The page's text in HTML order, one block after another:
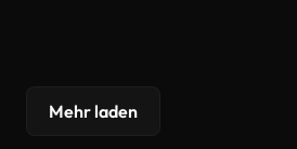
Mehr laden